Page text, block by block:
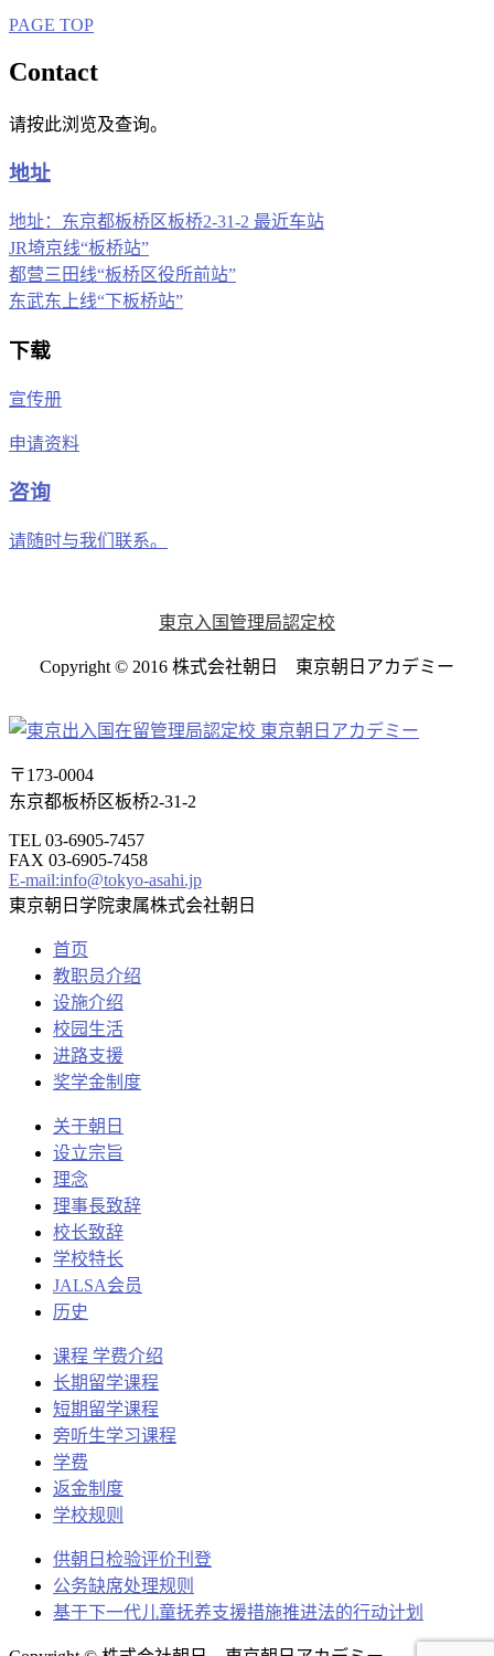
PAGE TOP
Contact
请按此浏览及查询。
地址
地址：东京都板桥区板桥2-31-2 最近车站
JR埼京线“板桥站”
都营三田线“板桥区役所前站”
东武东上线“下板桥站”
下载
宣传册
申请资料
咨询
请随时与我们联系。
東京入国管理局認定校
Copyright © 2016 株式会社朝日 東京朝日アカデミー
〒173-0004
东京都板桥区板桥2-31-2
TEL 03-6905-7457
FAX 03-6905-7458
E-mail:info@tokyo-asahi.jp
東京朝日学院隶属株式会社朝日
首页
教职员介绍
设施介绍
校园生活
进路支援
奖学金制度
关于朝日
设立宗旨
理念
理事長致辞
校长致辞
学校特长
JALSA会员
历史
课程 学费介绍
长期留学课程
短期留学课程
旁听生学习课程
学费
返金制度
学校规则
供朝日检验评价刊登
公务缺席处理规则
基于下一代儿童抚养支援措施推进法的行动计划